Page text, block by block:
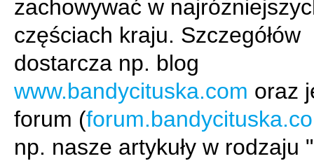
zachowywać w
częściach kraju. Szczegółów
dostarcza np. blog
www.bandycituska.com oraz
forum (
np. nasze artykuły w rodzaju "